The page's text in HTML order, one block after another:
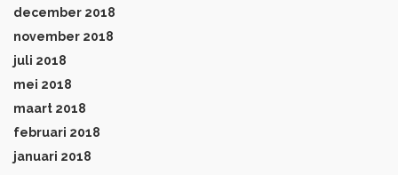
december 2018
november 2018
juli 2018
mei 2018
maart 2018
februari 2018
januari 2018